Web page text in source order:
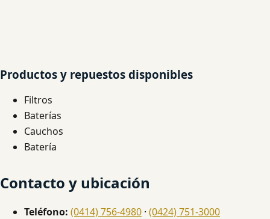
Productos y repuestos disponibles
Filtros
Baterías
Cauchos
Batería
Contacto y ubicación
Teléfono: (0414) 756-4980 · (0424) 751-3000